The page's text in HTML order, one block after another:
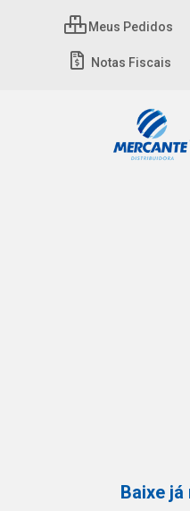
Meus Pedidos
Notas Fiscais
Baixe já